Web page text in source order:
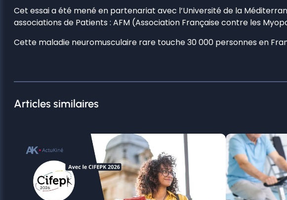
Cet essai a été mené en partenariat avec l’Université de la
associations de Patients : AFM (Association Française contre les
Cette maladie neuromusculaire rare touche 30 000 personnes en
Articles similaires